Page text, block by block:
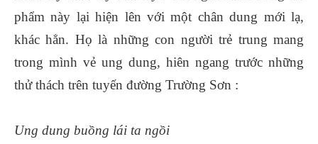
phẩm này lại hiện lên với một chân dung mới lạ,
khác hẳn. Họ là những con người trẻ trung mang
trong mình vẻ ung dung, hiên ngang trước những
thử thách trên tuyến đường Trường Sơn :
Ung dung buồng lái ta ngồi